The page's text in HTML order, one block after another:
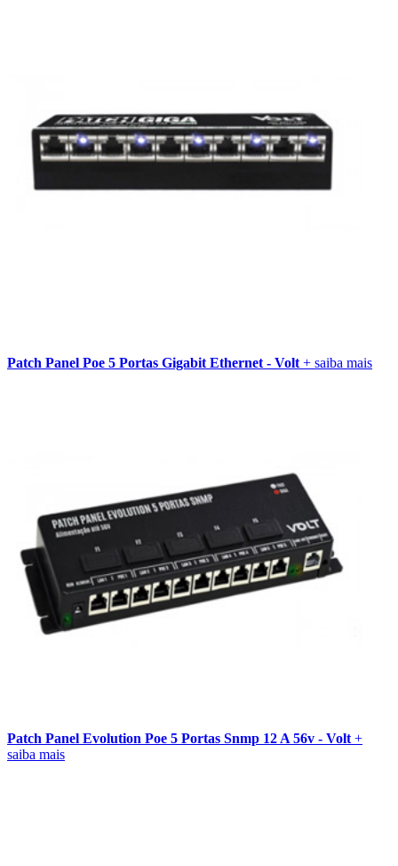
Patch Panel Poe 5 Portas Gigabit Ethernet - Volt + saiba mais
Patch Panel Evolution Poe 5 Portas Snmp 12 A 56v - Volt +
saiba mais